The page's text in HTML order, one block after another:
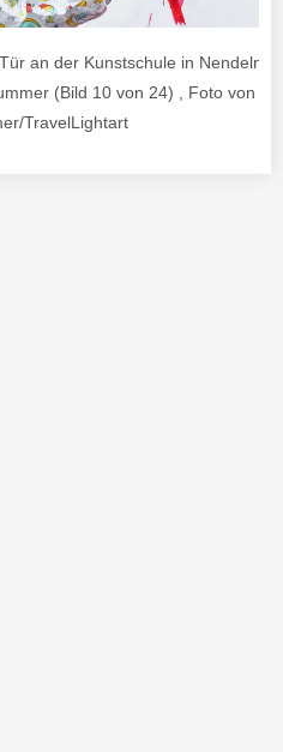
an der Kunstschule in Nendeln.
(Bild 10 von 24) , Foto von
TravelLightart